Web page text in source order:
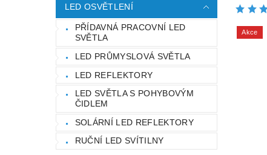
LED OSVĚTLENÍ
PŘÍDAVNÁ PRACOVNÍ LED
SVĚTLA
LED PRŮMYSLOVÁ SVĚTLA
LED REFLEKTORY
LED SVĚTLA S POHYBOVÝM
ČIDLEM
SOLÁRNÍ LED REFLEKTORY
RUČNÍ LED SVÍTILNY
Akce